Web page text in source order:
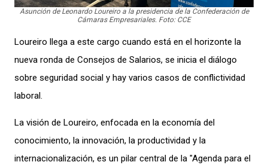
Asunción de Leonardo Loureiro a la presidencia de la Confederación de
Cámaras Empresariales. Foto: CCE
Loureiro llega a este cargo cuando está en el horizonte la
nueva ronda de Consejos de Salarios, se inicia el diálogo
sobre seguridad social y hay varios casos de conflictividad
laboral.
La visión de Loureiro, enfocada en la economía del
conocimiento, la innovación, la productividad y la
internacionalización, es un pilar central de la "Agenda para el